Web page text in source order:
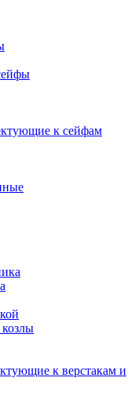
к сейфам
к верстакам и